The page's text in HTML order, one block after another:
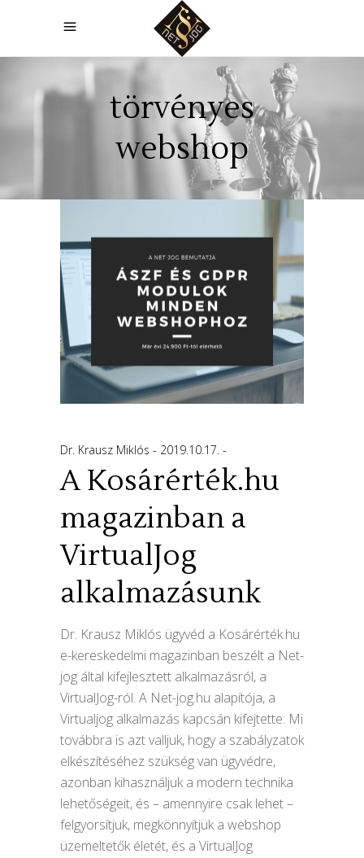
törvényes
webshop
Dr. Krausz Miklós 2019.10.17.
A Kosárérték.hu
magazinban a
VirtualJog
alkalmazásunk
Dr. Krausz Miklós ügyvéd a Kosárérték.hu
e-kereskedelmi magazinban beszélt a Net-
jog által kifejlesztett alkalmazásról, a
VirtualJog-ról. A Net-jog.hu alapítója, a
Virtualjog alkalmazás kapcsán kifejtette: Mi
továbbra is azt valljuk, hogy a szabályzatok
elkészítéséhez szükség van ügyvédre,
azonban kihasználjuk a modern technika
lehetőségeit, és – amennyire csak lehet –
felgyorsítjuk, megkönnyítjük a webshop
üzemeltetők életét, és a VirtualJog